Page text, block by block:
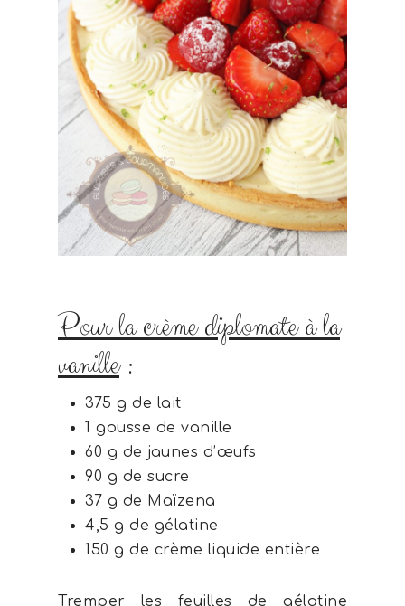
Pour la crème diplomate à la
vanille:
375 g de lait
1 gousse de vanille
60 g de jaunes d’œufs
90 g de sucre
37 g de Maïzena
4,5 g de gélatine
150 g de crème liquide entière
Tremper les feuilles de gélatine